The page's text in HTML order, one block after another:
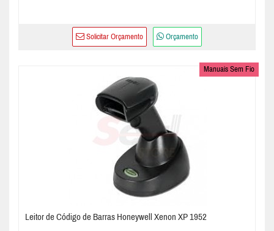
Solicitar Orçamento Orçamento
Manuais Sem Fio
Leitor de Código de Barras Honeywell Xenon XP 1952